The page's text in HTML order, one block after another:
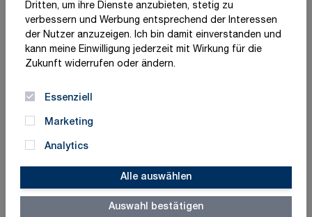
Dritten, um ihre Dienste anzubieten, stetig zu
verbessern und Werbung entsprechend der Interessen
der Nutzer anzuzeigen. Ich bin damit einverstanden und
kann meine Einwilligung jederzeit mit Wirkung für die
Zukunft widerrufen oder ändern.
Essenziell
Marketing
Analytics
Alle auswählen
Auswahl bestätigen
Schnelle Lieferung
Made in Germany
ISO-zertifizierte Qualität